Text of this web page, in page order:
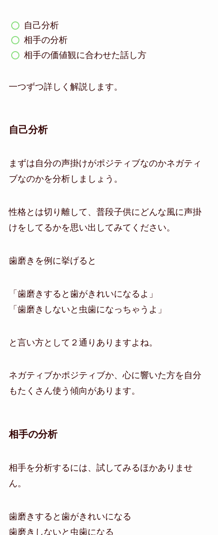
自己分析
相手の分析
相手の価値観に合わせた話し方
一つずつ詳しく解説します。
自己分析
まずは自分の声掛けがポジティブなのかネガティ
ブなのかを分析しましょう。
性格とは切り離して、普段子供にどんな風に声掛
けをしてるかを思い出してみてください。
歯磨きを例に挙げると
「歯磨きすると歯がきれいになるよ」
「歯磨きしないと虫歯になっちゃうよ」
と言い方として２通りありますよね。
ネガティブかポジティブか、心に響いた方を自分
もたくさん使う傾向があります。
相手の分析
相手を分析するには、試してみるほかありませ
ん。
歯磨きすると歯がきれいになる
歯磨きしないと虫歯になる